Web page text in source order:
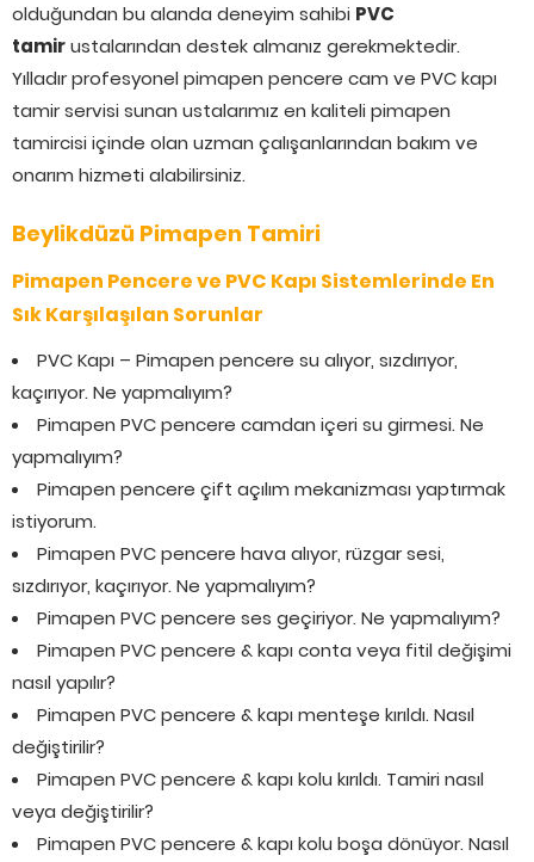
olduğundan bu alanda deneyim sahibi PVC
tamirustalarından destek almanız gerekmektedir.
Yılladır profesyonel pimapen pencere cam ve PVC kapı
tamir servisi sunan ustalarımız en kaliteli pimapen
tamircisi içinde olan uzman çalışanlarından bakım ve
onarım hizmeti alabilirsiniz.
Beylikdüzü Pimapen Tamiri
Pimapen Pencere ve PVC Kapı Sistemlerinde En
Sık Karşılaşılan Sorunlar
PVC Kapı – Pimapen pencere su alıyor, sızdırıyor,
kaçırıyor. Ne yapmalıyım?
Pimapen PVC pencere camdan içeri su girmesi. Ne
yapmalıyım?
Pimapen pencere çift açılım mekanizması yaptırmak
istiyorum.
Pimapen PVC pencere hava alıyor, rüzgar sesi,
sızdırıyor, kaçırıyor. Ne yapmalıyım?
Pimapen PVC pencere ses geçiriyor. Ne yapmalıyım?
Pimapen PVC pencere & kapı conta veya fitil değişimi
nasıl yapılır?
Pimapen PVC pencere & kapı menteşe kırıldı. Nasıl
değiştirilir?
Pimapen PVC pencere & kapı kolu kırıldı. Tamiri nasıl
veya değiştirilir?
Pimapen PVC pencere & kapı kolu boşa dönüyor. Nasıl